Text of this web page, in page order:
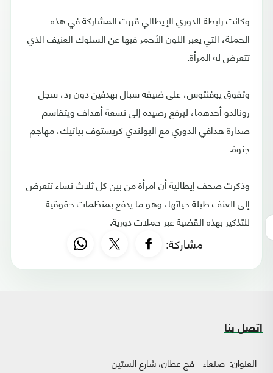
وكانت رابطة الدوري الإيطالي قررت المشاركة في هذه
الحملة، التي يعبر اللون الأحمر فيها عن السلوك العنيف الذي
تتعرض له المرأة.
وتفوق يوفنتوس، على ضيفه سبال بهدفين دون رد، سجل
رونالدو أحدهما، ليرفع رصيده إلى تسعة أهداف ويتقاسم
صدارة هدافي الدوري مع البولندي كريستوف بياتيك، مهاجم
جنوة.
وذكرت صحف إيطالية أن امرأة من بين كل ثلاث نساء تتعرض
إلى العنف طيلة حياتها، وهو ما يدفع بمنظمات حقوقية
للتذكير بهذه القضية عبر حملات دورية.
مشاركة:
اتصل بنا
العنوان: صنعاء - فج عطان، شارع الستين